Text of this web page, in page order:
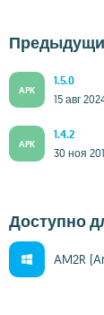
APK
1.5.0
15 авг
APK
1.4.2
30 ноя
Доступно
AM2R